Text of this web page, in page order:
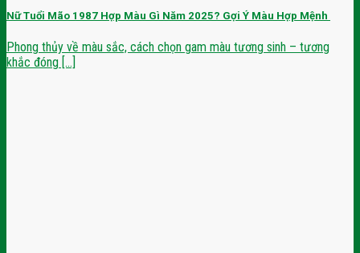
Nữ Tuổi Mão 1987 Hợp Màu Gì Năm 2025? Gợi Ý Màu Hợp Mệnh
Phong thủy về màu sắc, cách chọn gam màu tương sinh – tương
khắc đóng [...]